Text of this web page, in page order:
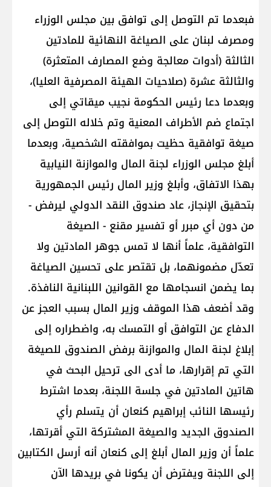
فبعدما تم التوصل إلى توافق بين مجلس الوزراء
ومصرف لبنان على الصياغة النهائية للمادتين
الثالثة (أدوات معالجة ‏وضع المصارف المتعثرة)
والثالثة عشرة (صلاحيات الهيئة المصرفية العليا)،
وبعدما دعا رئيس الحكومة نجيب ميقاتي ‏إلى
اجتماع ضم الأطراف المعنية وتم خلاله التوصل إلى
صيغة توافقية حظيت بموافقته الشخصية، وبعدما
أبلغ ‏مجلس الوزراء لجنة المال والموازنة النيابية
بهذا الاتفاق، وأبلغ وزير المال رئيس الجمهورية
بتحقيق الإنجاز، عاد ‏صندوق النقد الدولي ليرفض -
من دون أي مبرر أو تفسير مقنع - الصيغة
التوافقية، علماً أنها لا تمس جوهر المادتين ‏ولا
تعدّل مضمونهما، بل تقتصر على تحسين الصياغة
بما يضمن انسجامها مع القوانين اللبنانية النافذة.
وقد ‏أضعف هذا الموقف وزير المال بسبب العجز عن
الدفاع عن التوافق أو التمسك به، واضطراره إلى
إبلاغ لجنة المال ‏والموازنة برفض الصندوق للصيغة
التي تم إقرارها، ما أدى الى ترحيل البحث في
هاتين المادتين في جلسة اللجنة، بعدما ‏اشترط
رئيسها النائب إبراهيم كنعان أن يتسلم رأي
الصندوق الجديد والصيغة المشتركة التي أقرتها،
علماً أن وزير ‏المال أبلغ إلى كنعان أنه أرسل الكتابين
إلى اللجنة ويفترض أن يكونا في بريدها الآن